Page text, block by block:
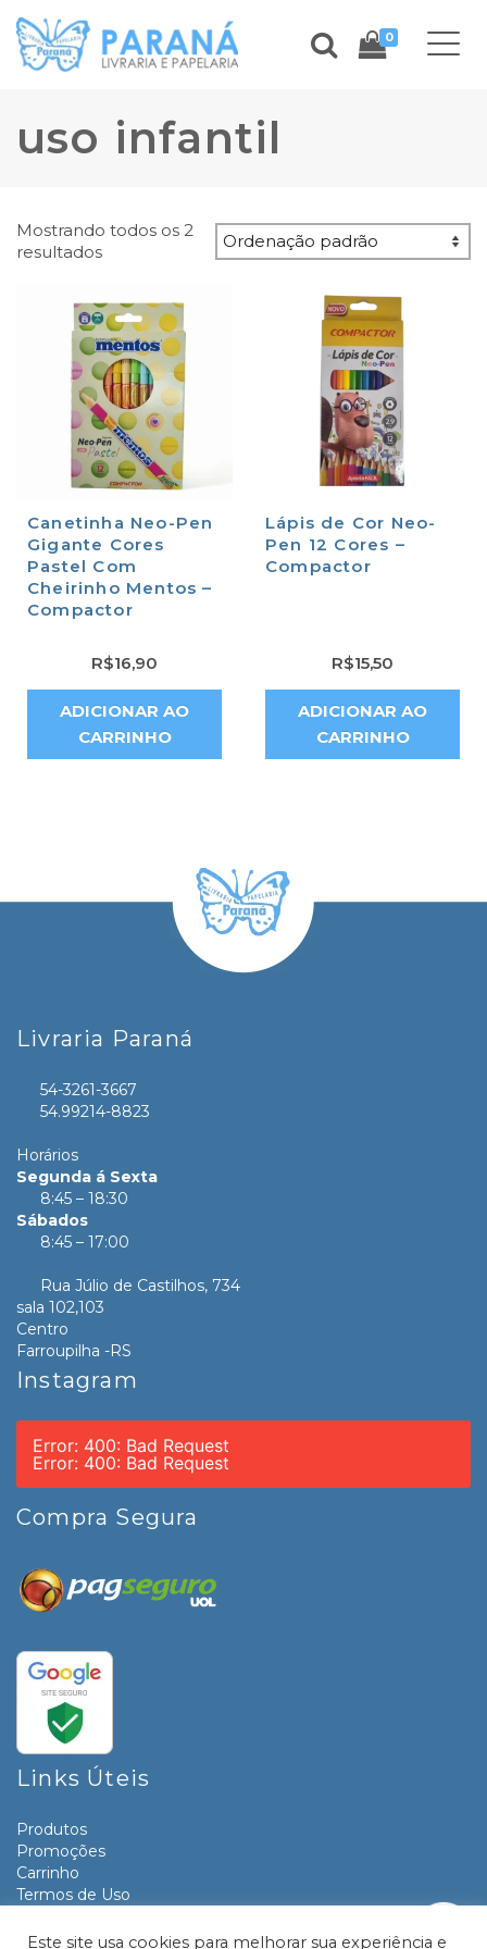
0
uso infantil
Mostrando todos os 2
resultados
Canetinha Neo-Pen
Gigante Cores
Pastel Com
Cheirinho Mentos –
Compactor
R$16,90
ADICIONAR AO
CARRINHO
Lápis de Cor Neo-
Pen 12 Cores –
Compactor
R$15,50
ADICIONAR AO
CARRINHO
Livraria Paraná
54-3261-3667
54.99214-8823
Horários
Segunda á Sexta
8:45 – 18:30
Sábados
8:45 – 17:00
Rua Júlio de Castilhos, 734
sala 102,103
Centro
Farroupilha -RS
Instagram
Error: 400: Bad Request
Error: 400: Bad Request
Compra Segura
Links Úteis
Produtos
Promoções
Carrinho
Termos de Uso
Contato
Este site usa cookies para melhorar sua experiência e